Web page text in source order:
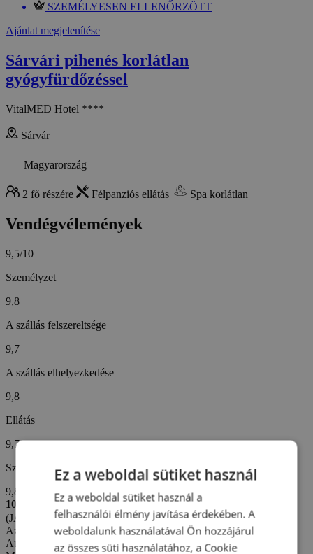
SZEMÉLYESEN ELLENŐRZÖTT
Ajánlat megjelenítése
Sárvári pihenés korlátlan
gyógyfürdőzéssel
VitalMED Hotel ****
Sárvár
Magyarország
2 fő részére Félpanziós ellátás Spa korlátlan
Vendégvélemények
9,5/10
Személyzet
9,8
A szállás felszereltsége
9,7
A szállás elhelyezkedése
9,8
Ellátás
9,7
Szállodai szolgáltatások
9,8
10/10
(JAN B. -
Cseh)
Az értékelés létrehozva: 12. 7. 2026
Automatikus fordítás (Eredeti megjelenítése)
Ez a weboldal sütiket használ
Ez a weboldal sütiket használ a
felhasználói élmény javítása érdekében. A
weboldalunk használatával Ön hozzájárul
az összes süti használatához, a Cookie